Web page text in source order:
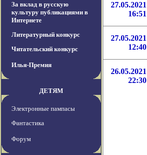
За вклад в русскую
культуру публикациями в
Интернете
Литературный конкурс
Читательский конкурс
Илья-Премия
ДЕТЯМ
Электронные пампасы
Фантастика
Форум
27.05.2021
16:51
27.05.2021
12:40
26.05.2021
22:30